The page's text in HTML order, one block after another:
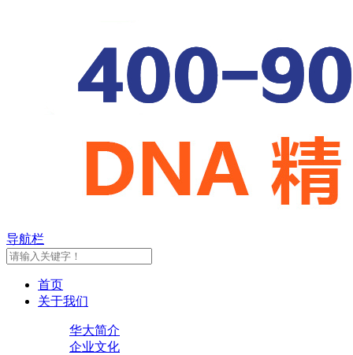
导航栏
首页
关于我们
华大简介
企业文化